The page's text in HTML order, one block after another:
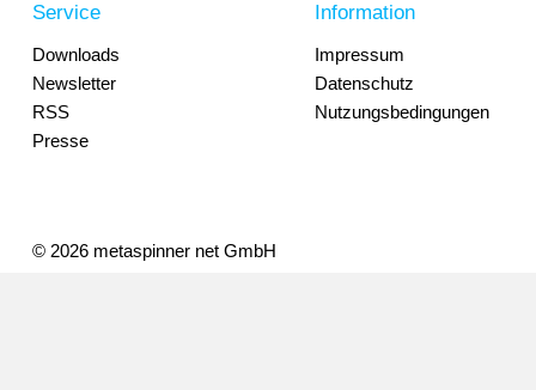
Service
Downloads
Newsletter
RSS
Presse
Information
Impressum
Datenschutz
Nutzungsbedingungen
© 2026 metaspinner net GmbH